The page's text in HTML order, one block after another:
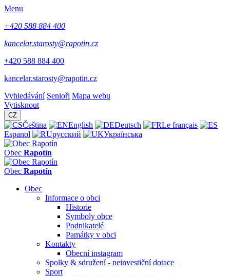
Menu
+420 588 884 400
kancelar.starosty@rapotin.cz
+420 588 884 400
kancelar.starosty@rapotin.cz
Vyhledávání Senioři Mapa webu
Vytisknout
CZ
Čeština English Deutsch
Le français
Espanol
русский Українська
Obec Rapotín
Obec Rapotín
Obec
Informace o obci
Historie
Symboly obce
Podnikatelé
Památky v obci
Kontakty
Obecní instagram
Spolky & sdružení - neinvestiční dotace
Sport